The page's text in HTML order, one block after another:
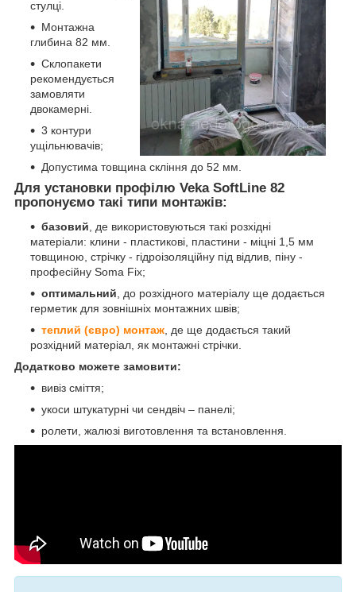
стулці.
Монтажна
глибина 82 мм.
Склопакети
рекомендується
замовляти
двокамерні.
3 контури
ущільнювачів;
Допустима товщина скління до 52 мм.
Для установки профілю Veka SoftLine 82
пропонуємо такі типи монтажів:
базовий , де використовуються такі розхідні
матеріали: клини - пластикові, пластини - міцні 1,5 мм
товщиною, стрічку - гідроізоляційну під відлив, піну -
професійну Soma Fix;
оптимальний , до розхідного матеріалу ще додається
герметик для зовнішніх монтажних швів;
теплий (євро) монтаж , де ще додається такий
розхідний матеріал, як монтажні стрічки.
Додатково можете замовити:
вивіз сміття;
укоси штукатурні чи сендвіч – панелі;
ролети, жалюзі виготовлення та встановлення.